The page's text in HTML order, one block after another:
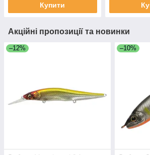
Купити
Акційні пропозиції та новинки
–12% –10%